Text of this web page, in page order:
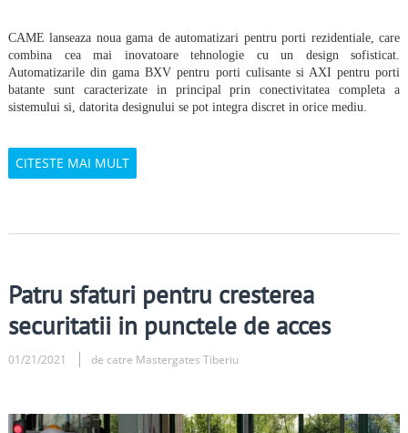
CAME lanseaza noua gama de automatizari pentru porti rezidentiale, care
combina cea mai inovatoare tehnologie cu un design sofisticat.
Automatizarile din gama BXV pentru porti culisante si AXI pentru porti
batante sunt caracterizate in principal prin conectivitatea completa a
sistemului si, datorita designului se pot integra discret in orice mediu.
CITESTE MAI MULT
Patru sfaturi pentru cresterea
securitatii in punctele de acces
01/21/2021 de catre Mastergates Tiberiu